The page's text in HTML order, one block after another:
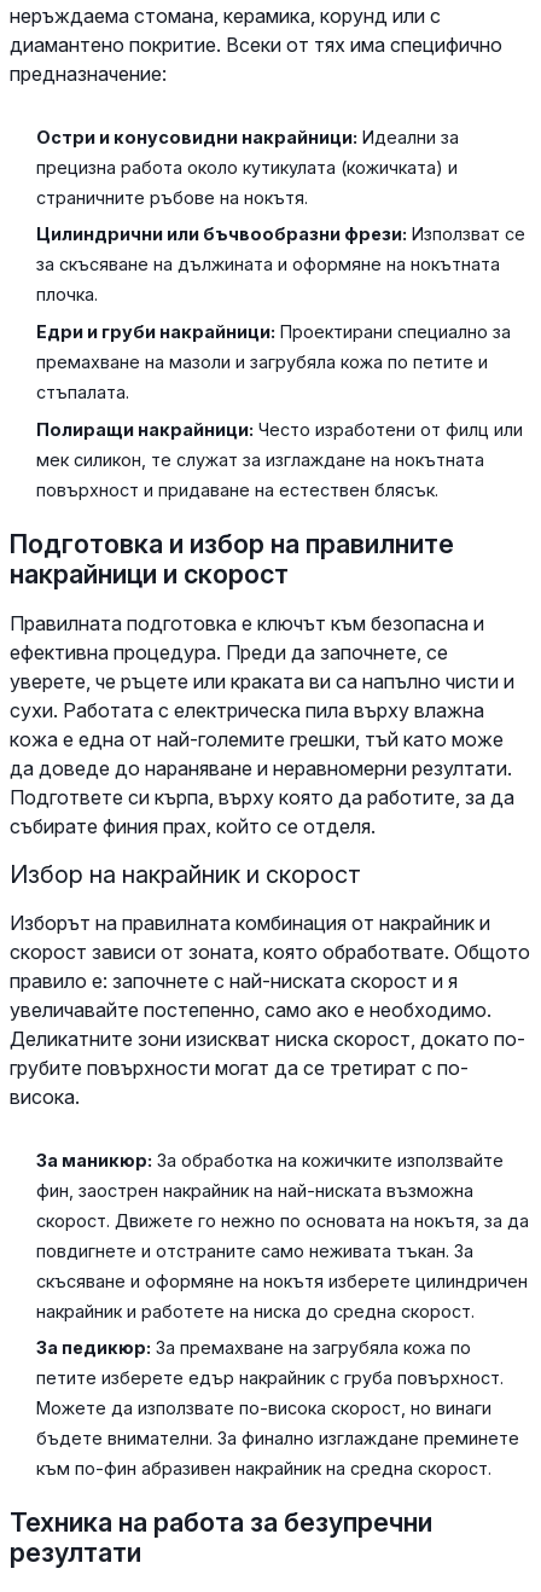
неръждаема стомана, керамика, корунд или с
диамантено покритие. Всеки от тях има специфично
предназначение:
Остри и конусовидни накрайници: Идеални за
прецизна работа около кутикулата (кожичката) и
страничните ръбове на нокътя.
Цилиндрични или бъчвообразни фрези: Използват се
за скъсяване на дължината и оформяне на нокътната
плочка.
Едри и груби накрайници: Проектирани специално за
премахване на мазоли и загрубяла кожа по петите и
стъпалата.
Полиращи накрайници: Често изработени от филц или
мек силикон, те служат за изглаждане на нокътната
повърхност и придаване на естествен блясък.
Подготовка и избор на правилните
накрайници и скорост
Правилната подготовка е ключът към безопасна и
ефективна процедура. Преди да започнете, се
уверете, че ръцете или краката ви са напълно чисти и
сухи. Работата с електрическа пила върху влажна
кожа е една от най-големите грешки, тъй като може
да доведе до нараняване и неравномерни резултати.
Подгответе си кърпа, върху която да работите, за да
събирате финия прах, който се отделя.
Избор на накрайник и скорост
Изборът на правилната комбинация от накрайник и
скорост зависи от зоната, която обработвате. Общото
правило е: започнете с най-ниската скорост и я
увеличавайте постепенно, само ако е необходимо.
Деликатните зони изискват ниска скорост, докато по-
грубите повърхности могат да се третират с по-
висока.
За маникюр: За обработка на кожичките използвайте
фин, заострен накрайник на най-ниската възможна
скорост. Движете го нежно по основата на нокътя, за да
повдигнете и отстраните само неживата тъкан. За
скъсяване и оформяне на нокътя изберете цилиндричен
накрайник и работете на ниска до средна скорост.
За педикюр: За премахване на загрубяла кожа по
петите изберете едър накрайник с груба повърхност.
Можете да използвате по-висока скорост, но винаги
бъдете внимателни. За финално изглаждане преминете
към по-фин абразивен накрайник на средна скорост.
Техника на работа за безупречни
резултати